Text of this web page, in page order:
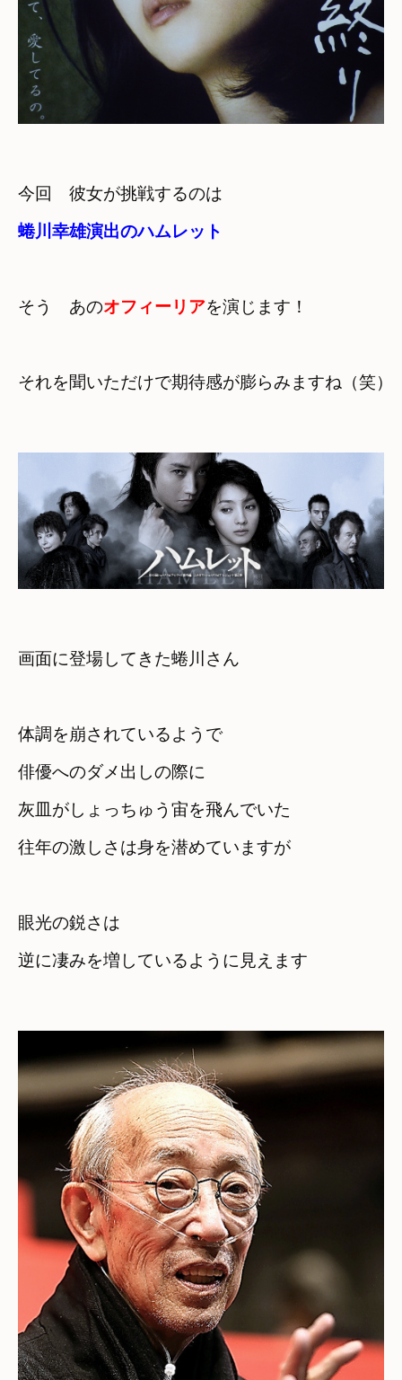
蜷川幸雄演出のハムレット
そう　あのオフィーリア
それを聞いただけで期待感が膨らみますね（笑）
画面に登場してきた蜷川さん
体調を崩されているようで
俳優へのダメ出しの際に
灰皿がしょっちゅう宙を飛んでいた
眼光の鋭さは
逆に凄みを増しているように見えます